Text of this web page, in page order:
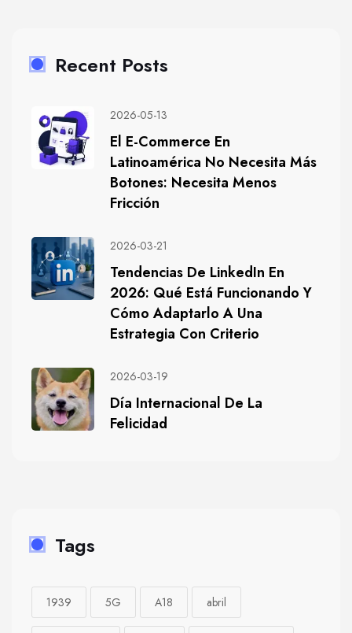
Recent Posts
2026-05-13
El E-Commerce En
Latinoamérica No Necesita Más
Botones: Necesita Menos
Fricción
2026-03-21
Tendencias De LinkedIn En
2026: Qué Está Funcionando Y
Cómo Adaptarlo A Una
Estrategia Con Criterio
2026-03-19
Día Internacional De La
Felicidad
Tags
1939 5G A18 abril